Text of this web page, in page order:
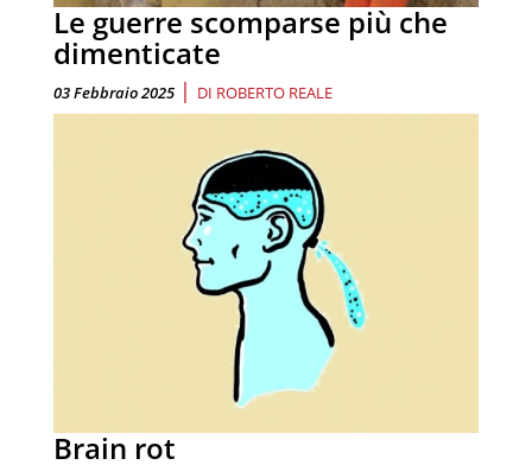
Le guerre scomparse più che
dimenticate
03 Febbraio 2025 | DI ROBERTO REALE
Brain rot